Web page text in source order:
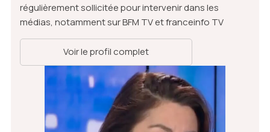
régulièrement sollicitée pour intervenir dans les
médias, notamment sur BFM TV et franceinfo TV
Voir le profil complet